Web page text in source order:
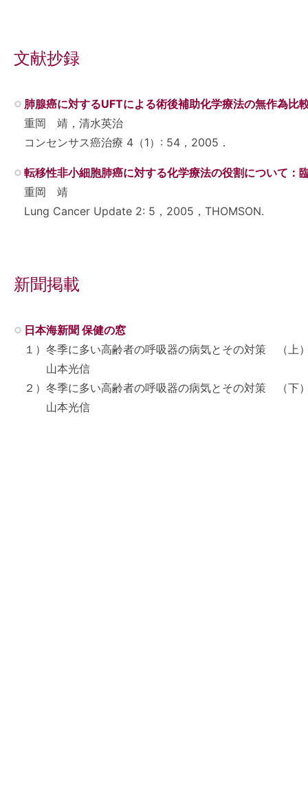
文献抄録
肺腺癌に対するUFTによる術後補助化学療法の無作為比
重岡 靖，清水英治
コンセンサス癌治療 4（1）: 54，2005．
転移性非小細胞肺癌に対する化学療法の役割について：
重岡 靖
Lung Cancer Update 2: 5，2005，THOMSON.
新聞掲載
日本海新聞 保健の窓
１）冬季に多い高齢者の呼吸器の病気とその対策 （上
山本光信
２）冬季に多い高齢者の呼吸器の病気とその対策 （下
山本光信